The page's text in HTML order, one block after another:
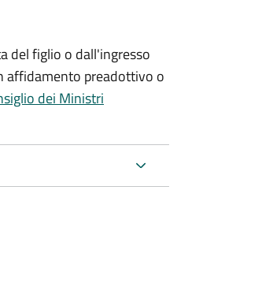
del figlio o dall'ingresso
affidamento preadottivo o
dei Ministri